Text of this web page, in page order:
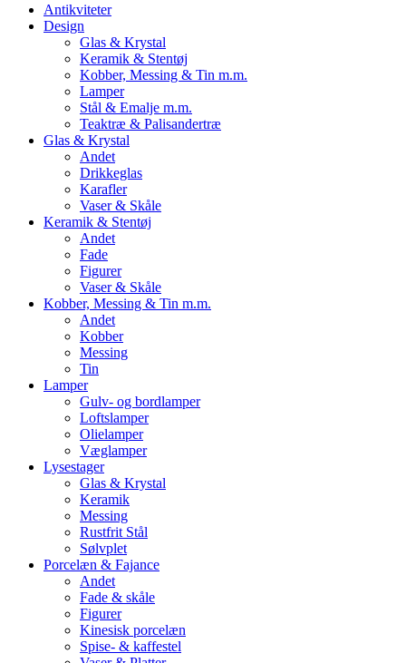
Antikviteter
Design
Glas & Krystal
Keramik & Stentøj
Kobber, Messing & Tin m.m.
Lamper
Stål & Emalje m.m.
Teaktræ & Palisandertræ
Glas & Krystal
Andet
Drikkeglas
Karafler
Vaser & Skåle
Keramik & Stentøj
Andet
Fade
Figurer
Vaser & Skåle
Kobber, Messing & Tin m.m.
Andet
Kobber
Messing
Tin
Lamper
Gulv- og bordlamper
Loftslamper
Olielamper
Væglamper
Lysestager
Glas & Krystal
Keramik
Messing
Rustfrit Stål
Sølvplet
Porcelæn & Fajance
Andet
Fade & skåle
Figurer
Kinesisk porcelæn
Spise- & kaffestel